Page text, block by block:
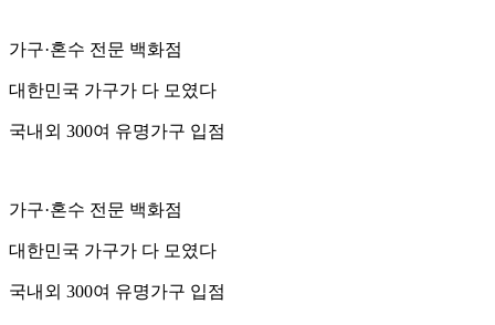
가구·혼수 전문 백화점
대한민국 가구가 다 모였다
국내외 300여 유명가구 입점
가구·혼수 전문 백화점
대한민국 가구가 다 모였다
국내외 300여 유명가구 입점